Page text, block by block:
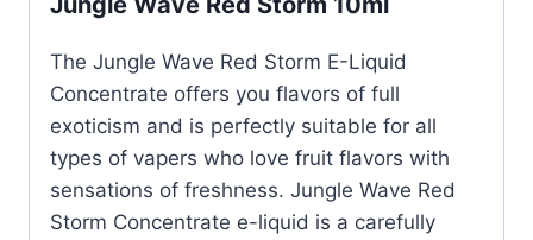
The Jungle Wave Red Storm E-Liquid
Concentrate offers you flavors of full
exoticism and is perfectly suitable for all
types of vapers who love fruit flavors with
sensations of freshness. Jungle Wave Red
Storm Concentrate e-liquid is a carefully